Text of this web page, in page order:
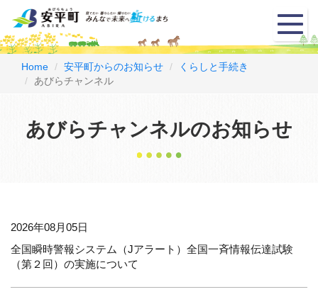
メ
ニ
ュ
Home 安平町からのお知らせ
くらしと手続き
あびらチャンネル
あびらチャンネルのお知らせ
2026年08月05日
全国瞬時警報システム（Jアラート）全国一斉情報伝達試験
（第２回）の実施について